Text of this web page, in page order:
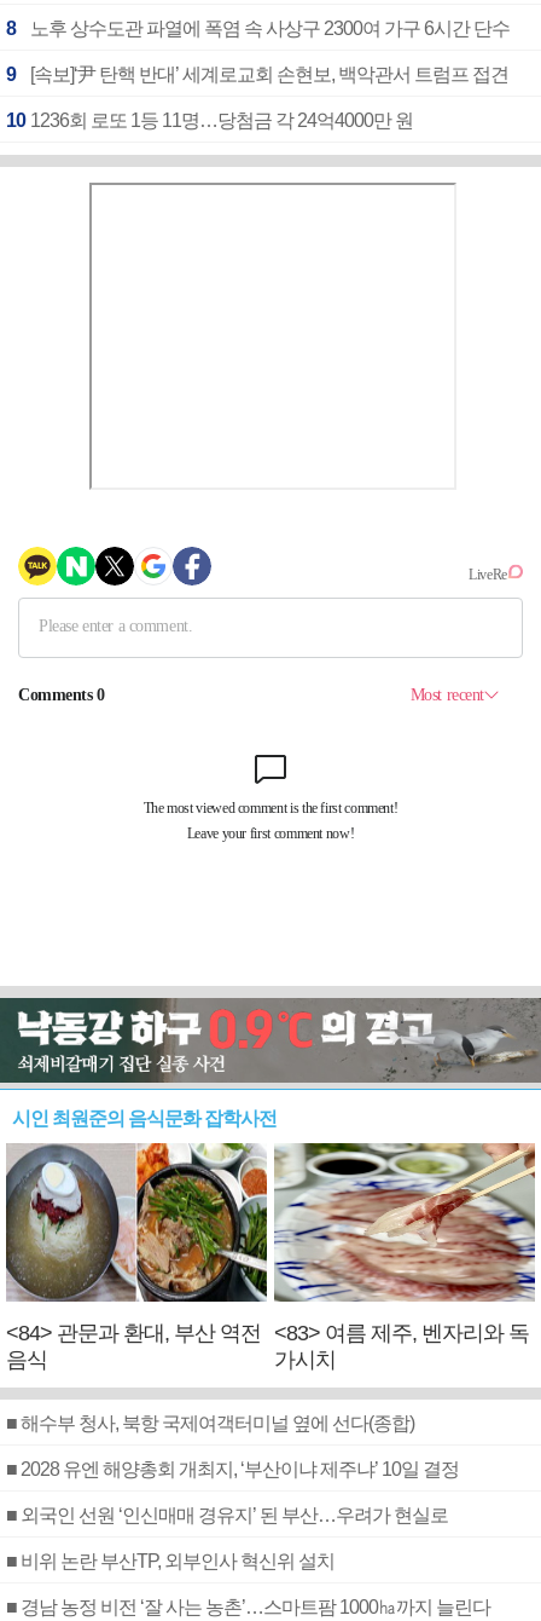
8 노후 상수도관 파열에 폭염 속 사상구 2300여 가구 6시간 단수
9 [속보]‘尹 탄핵 반대’ 세계로교회 손현보, 백악관서 트럼프 접견
10 1236회 로또 1등 11명…당첨금 각 24억4000만 원
시인 최원준의 음식문화 잡학사전
<84> 관문과 환대, 부산 역전
음식
<83> 여름 제주, 벤자리와 독
가시치
■ 해수부 청사, 북항 국제여객터미널 옆에 선다(종합)
■ 2028 유엔 해양총회 개최지, ‘부산이냐 제주냐’ 10일 결정
■ 외국인 선원 ‘인신매매 경유지’ 된 부산…우려가 현실로
■ 비위 논란 부산TP, 외부인사 혁신위 설치
■ 경남 농정 비전 ‘잘 사는 농촌’…스마트팜 1000㏊까지 늘린다